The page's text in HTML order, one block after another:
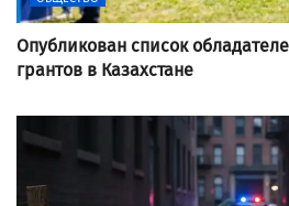
Опубликован список
грантов в Казахстане